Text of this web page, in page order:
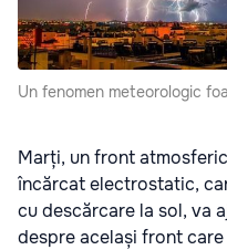
Un fenomen meteorologic
Marți, un front
încărcat electrostatic,
cu descărcare la sol, va
despre același front